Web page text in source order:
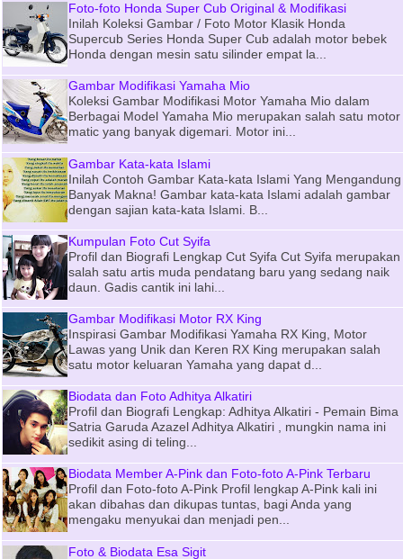
Foto-foto Honda Super Cub Original & Modifikasi
Inilah Koleksi Gambar / Foto Motor Klasik Honda
Supercub Series Honda Super Cub adalah motor bebek
Honda dengan mesin satu silinder empat la...
Gambar Modifikasi Yamaha Mio
Koleksi Gambar Modifikasi Motor Yamaha Mio dalam
Berbagai Model Yamaha Mio merupakan salah satu motor
matic yang banyak digemari. Motor ini...
Gambar Kata-kata Islami
Inilah Contoh Gambar Kata-kata Islami Yang Mengandung
Banyak Makna! Gambar kata-kata Islami adalah gambar
dengan sajian kata-kata Islami. B...
Kumpulan Foto Cut Syifa
Profil dan Biografi Lengkap Cut Syifa Cut Syifa merupakan
salah satu artis muda pendatang baru yang sedang naik
daun. Gadis cantik ini lahi...
Gambar Modifikasi Motor RX King
Inspirasi Gambar Modifikasi Yamaha RX King, Motor
Lawas yang Unik dan Keren RX King merupakan salah
satu motor keluaran Yamaha yang dapat d...
Biodata dan Foto Adhitya Alkatiri
Profil dan Biografi Lengkap: Adhitya Alkatiri - Pemain Bima
Satria Garuda Azazel Adhitya Alkatiri , mungkin nama ini
sedikit asing di teling...
Biodata Member A-Pink dan Foto-foto A-Pink Terbaru
Profil dan Foto-foto A-Pink Profil lengkap A-Pink kali ini
akan dibahas dan dikupas tuntas, bagi Anda yang
mengaku menyukai dan menjadi pen...
Foto & Biodata Esa Sigit